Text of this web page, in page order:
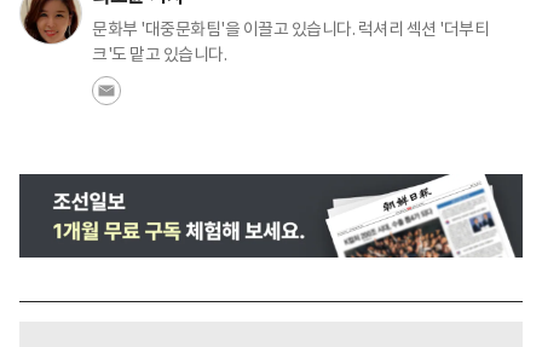
문화부 '대중문화팀'을 이끌고 있습니다. 럭셔리 섹션 '더부티
크'도 맡고 있습니다.